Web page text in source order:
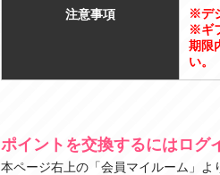
注意事項
※デ
※ギ
期限
い。
ポイントを交換するにはログ
本ページ右上の「会員マイルーム」よ